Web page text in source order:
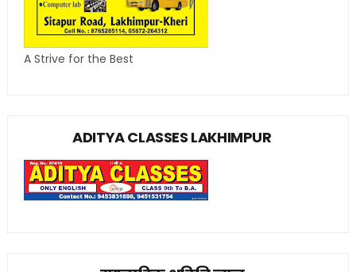
A Strive for the Best
ADITYA CLASSES LAKHIMPUR